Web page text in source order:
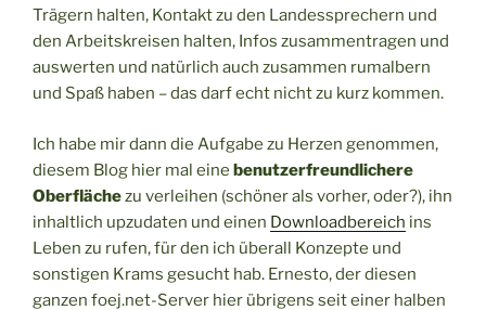
Trägern halten, Kontakt zu den Landessprechern und
den Arbeitskreisen halten, Infos zusammentragen und
auswerten und natürlich auch zusammen rumalbern
und Spaß haben – das darf echt nicht zu kurz kommen.
Ich habe mir dann die Aufgabe zu Herzen genommen,
diesem Blog hier mal eine benutzerfreundlichere
Oberflächezu verleihen (schöner als vorher, oder?), ihn
inhaltlich upzudaten und einen Downloadbereich ins
Leben zu rufen, für den ich überall Konzepte und
sonstigen Krams gesucht hab. Ernesto, der diesen
ganzen foej.net-Server hier übrigens seit einer halben